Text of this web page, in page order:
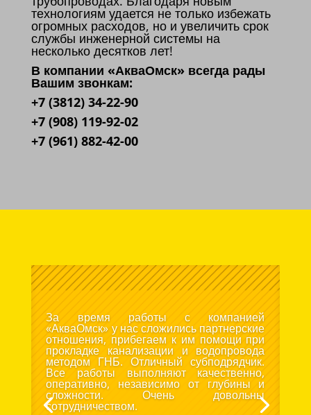
технологиям удается не только избежать
огромных расходов, но и увеличить срок
службы инженерной системы на
несколько десятков лет!
В компании «АкваОмск» всегда рады
Вашим звонкам:
+7 (3812) 34-22-90
+7 (908) 119-92-02
+7 (961) 882-42-00
За время работы с компанией
«АкваОмск» у нас сложились партнерские
отношения, прибегаем к им помощи при
прокладке канализации и водопровода
методом ГНБ. Отличный субподрядчик.
Все работы выполняют качественно,
оперативно, независимо от глубины и
сложности. Очень довольны
сотрудничеством.